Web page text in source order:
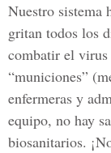
Nuestro sistema
gritan todos los
combatir el virus
“municiones”
enfermeras y
equipo, no hay
biosanitarios.